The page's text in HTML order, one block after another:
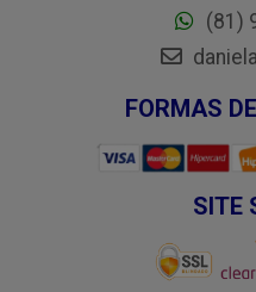
(81)
FORMAS
SITE